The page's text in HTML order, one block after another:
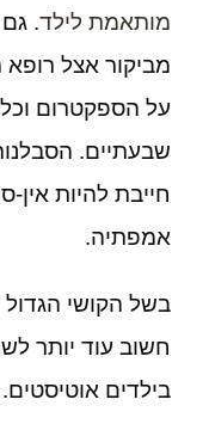
מותאמת לילד.
מביקור אצל
על הספקטרום
שבעתיים.
חייבת להיות
אמפתיה.
בשל הקושי הגדול
חשוב עוד יותר
בילדים אוטיסטים.